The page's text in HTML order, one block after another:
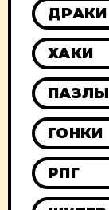
ДРАКИ
ХАКИ
ПАЗЛЫ
ГОНКИ
РПГ